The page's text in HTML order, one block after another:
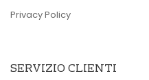
Privacy Policy
SERVIZIO CLIENTI